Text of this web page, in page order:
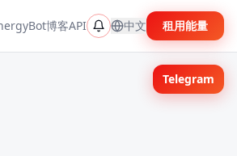
博客API 中文 租用能量
Telegram